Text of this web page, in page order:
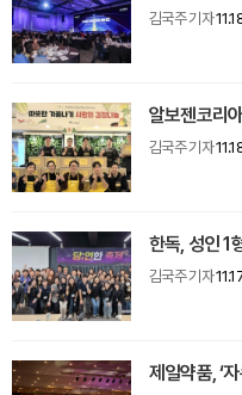
김국주 기자
알보젠코리
김국주 기자
한독, 성인 1
김국주 기자
제일약품, ‘